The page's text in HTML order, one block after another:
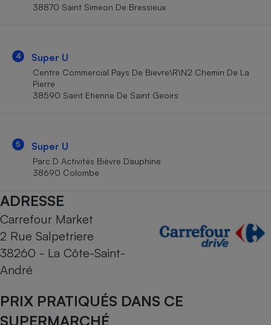
38870 Saint Simeon De Bressieux
4 Super U
Centre Commercial Pays De Bievre\R\N2 Chemin De La
Pierre
38590 Saint Etienne De Saint Geoirs
5 Super U
Parc D Activités Bièvre Dauphine
38690 Colombe
ADRESSE
Carrefour Market
2 Rue Salpetriere
38260 - La Côte-Saint-
André
PRIX PRATIQUÉS DANS CE
SUPERMARCHÉ
Climatiseur -